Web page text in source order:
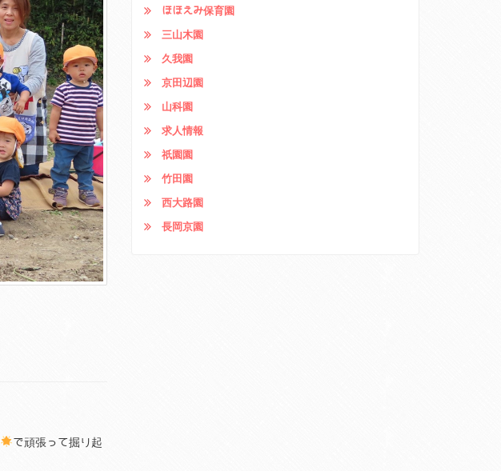
で頑張って掘り起
ほほえみ保育園
三山木園
久我園
京田辺園
山科園
求人情報
祇園園
竹田園
西大路園
長岡京園